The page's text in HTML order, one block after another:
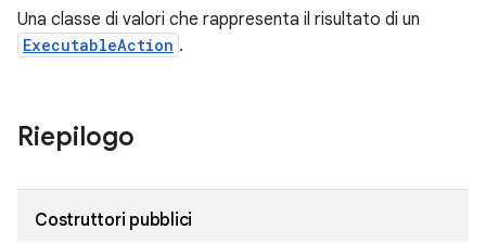
Una classe di valori che rappresenta il risultato di un
ExecutableAction .
Riepilogo
Costruttori pubblici